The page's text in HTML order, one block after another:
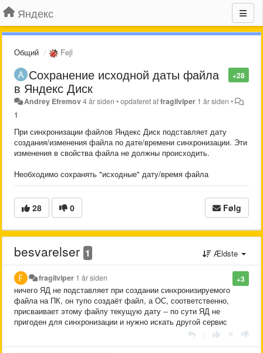
Яндекс
Общий Fejl
+28
Сохранение исходной даты файла
в Яндекс Диск
Andrey Efremov4 år siden •opdateret affragilviper 1 år siden •
1
При синхронизации файлов Яндекс Диск подставляет дату
создания/изменения файла по дате/времени синхронизации. Эти
изменения в свойства файла не должны происходить.
Необходимо сохранять "исходные" дату/время файла
28 0 Følg
besvarelser 1 Ældste
+3
fragilviper 1 år siden
ничего ЯД не подставляет при создании синхронизируемого
файла на ПК, он тупо создаёт файл, а ОС, соответственно,
присваивает этому файлу текущую дату -- по сути ЯД не
пригоден для синхронизации и нужно искать другой сервис